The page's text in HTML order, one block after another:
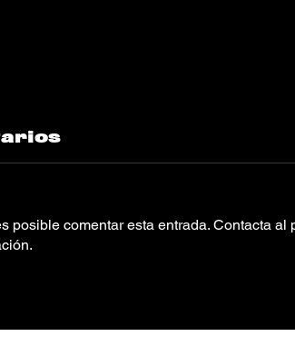
posible comentar esta entrada. Contacta